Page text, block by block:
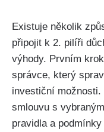
Existuje několik
připojit k 2. pilíři
výhody. Prvním
správce, který
investiční
smlouvu s
pravidla a